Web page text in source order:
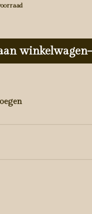
winkelwagen